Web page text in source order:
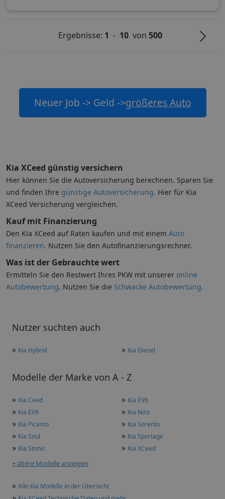
Nutzer suchten auch
» Kia Hybrid » Kia Diesel
Modelle der Marke von A - Z
» Kia Ceed » Kia EV6
» Kia EV9 » Kia Niro
» Kia Picanto » Kia Sorento
» Kia Soul » Kia Sportage
» Kia Stonic » Kia XCeed
+ ältere Modelle anzeigen
» Alle Kia Modelle in der Übersicht
Ergebnisse: 1 - 10 von500
Neuer Job -> Geld ->größeres Auto
Kia XCeed günstig versichern
Hier können Sie die Autoversicherung berechnen. Sparen Sie
und finden Ihre günstige Autoversicherung. Hier für Kia
XCeed Versicherung vergleichen.
Kauf mit Finanzierung
Den Kia XCeed auf Raten kaufen und mit einem Auto
finanzieren. Nutzen Sie den Autofinanzierungsrechner.
Was ist der Gebrauchte wert
Ermitteln Sie den Restwert Ihres PKW mit unserer online
Autobewertung. Nutzen Sie die Schwacke Autobewertung.